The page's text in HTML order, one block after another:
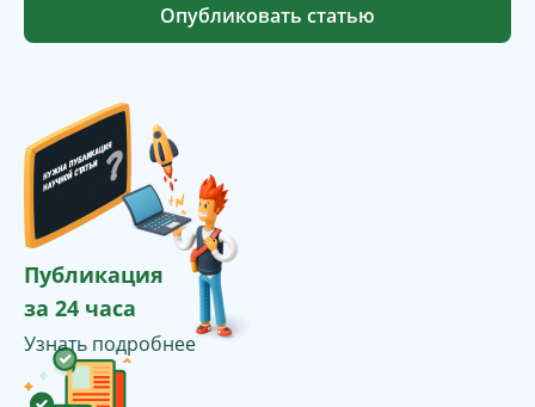
Опубликовать статью
Публикация
за 24 часа
Узнать подробнее